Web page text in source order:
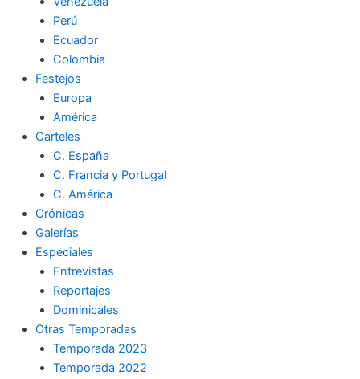
Perú
Ecuador
Colombia
Festejos
Europa
América
Carteles
C. España
C. Francia y Portugal
C. América
Crónicas
Galerías
Especiales
Entrevistas
Reportajes
Dominicales
Otras Temporadas
Temporada 2023
Temporada 2022